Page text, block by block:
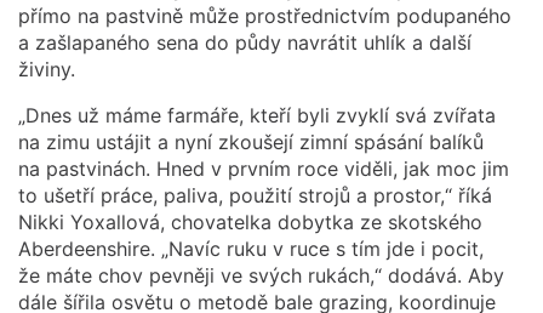
přímo na pastvině může prostřednictvím podupaného
a zašlapaného sena do půdy navrátit uhlík a další
živiny.
„Dnes už máme farmáře, kteří byli zvyklí svá zvířata
na zimu ustájit a nyní zkoušejí zimní spásání balíků
na pastvinách. Hned v prvním roce viděli, jak moc jim
to ušetří práce, paliva, použití strojů a prostor,“ říká
Nikki Yoxallová, chovatelka dobytka ze skotského
Aberdeenshire. „Navíc ruku v ruce s tím jde i pocit,
že máte chov pevněji ve svých rukách,“ dodává. Aby
dále šířila osvětu o metodě bale grazing, koordinuje